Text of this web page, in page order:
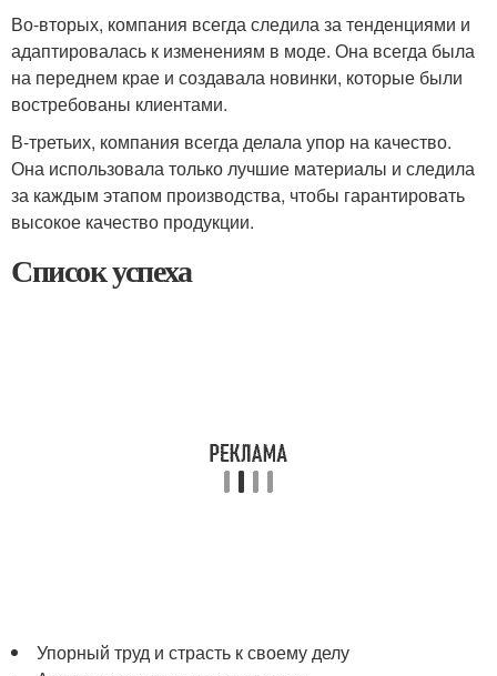
Во-вторых, компания всегда следила за тенденциями и
адаптировалась к изменениям в моде. Она всегда была
на переднем крае и создавала новинки, которые были
востребованы клиентами.
В-третьих, компания всегда делала упор на качество.
Она использовала только лучшие материалы и следила
за каждым этапом производства, чтобы гарантировать
высокое качество продукции.
Список успеха
Упорный труд и страсть к своему делу